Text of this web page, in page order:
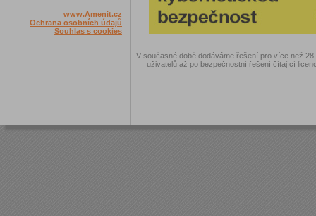
www.Amenit.cz
Ochrana osobních údajů
Souhlas s cookies
V současné době dodáváme řešení pro více než
uživatelů až po bezpečnostní řešení čítající